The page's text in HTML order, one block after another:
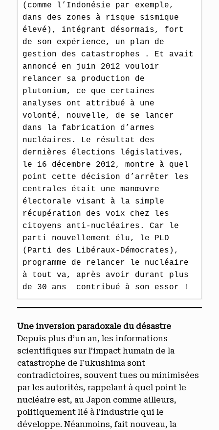
(comme l’Indonésie par exemple,
dans des zones à risque sismique
élevé), intégrant désormais, fort
de son expérience, un plan de
gestion des catastrophes . Et avait
annoncé en juin 2012 vouloir
relancer sa production de
plutonium, ce que certaines
analyses ont attribué à une
volonté, nouvelle, de se lancer
dans la fabrication d’armes
nucléaires. Le résultat des
dernières élections législatives,
le 16 décembre 2012, montre à quel
point cette décision d’arrêter les
centrales était une manœuvre
électorale visant à la simple
récupération des voix chez les
citoyens anti-nucléaires. Car le
parti nouvellement élu, le PLD
(Parti des Libéraux-Démocrates),
programme de relancer le nucléaire
à tout va, après avoir durant plus
Une inversion paradoxale du désastre
Depuis plus d’un an, les informations
scientifiques sur l’impact humain de la
catastrophe de Fukushima sont
contradictoires, souvent tues ou minimisées
par les autorités, rappelant à quel point le
nucléaire est, au Japon comme ailleurs,
politiquement lié à l’industrie qui le
développe. Néanmoins, fait nouveau, la